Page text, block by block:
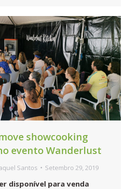
showcooking
evento Wanderlust
Santos Setembro 29, 2019
disponível para venda